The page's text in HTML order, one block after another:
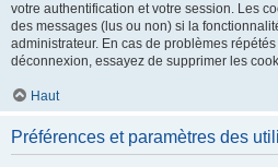
votre authentification et votre session. Les
des messages (lus ou non) si la
administrateur. En cas de problèmes
déconnexion, essayez de supprimer les
Haut
Préférences et paramètres des